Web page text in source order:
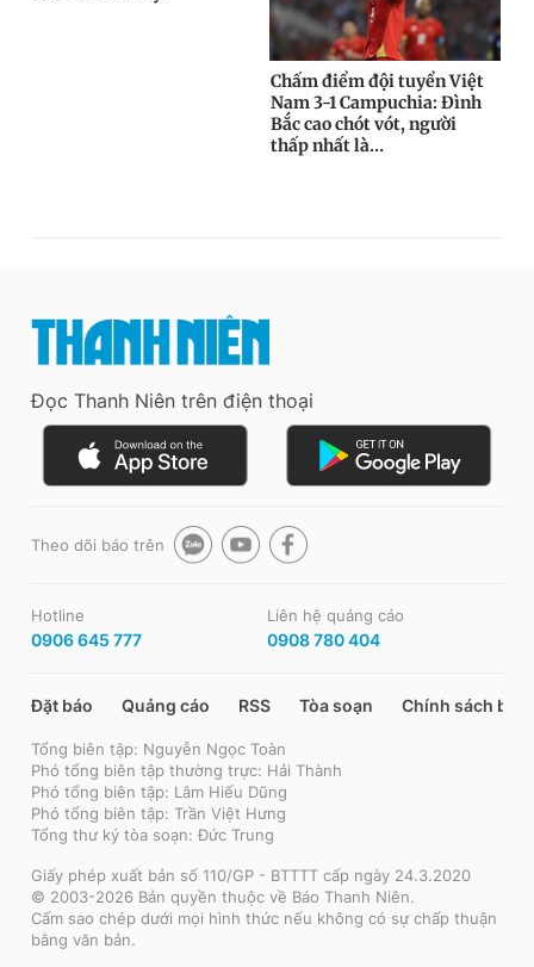
Đọc Thanh Niên trên điện thoại
Theo dõi báo trên
Hotline
0906 645 777
Liên hệ quảng cáo
0908 780 404
Đặt báo Quảng cáo RSS Tòa soạn Chính sách bảo
Tổng biên tập: Nguyễn Ngọc Toàn
Phó tổng biên tập thường trực: Hải Thành
Phó tổng biên tập: Lâm Hiếu Dũng
Phó tổng biên tập: Trần Việt Hưng
Tổng thư ký tòa soạn: Đức Trung
Giấy phép xuất bản số 110/GP - BTTTT cấp ngày 24.3.2020
© 2003-2026 Bản quyền thuộc về Báo Thanh Niên.
Cấm sao chép dưới mọi hình thức nếu không có sự chấp thuận
bằng văn bản.